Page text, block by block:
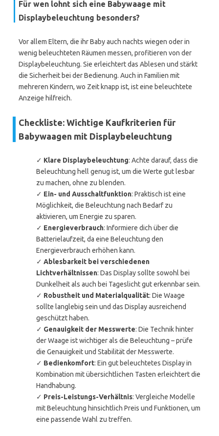
Für wen lohnt sich eine Babywaage mit
Displaybeleuchtung besonders?
Vor allem Eltern, die ihr Baby auch nachts wiegen oder in
wenig beleuchteten Räumen messen, profitieren von der
Displaybeleuchtung. Sie erleichtert das Ablesen und stärkt
die Sicherheit bei der Bedienung. Auch in Familien mit
mehreren Kindern, wo Zeit knapp ist, ist eine beleuchtete
Anzeige hilfreich.
Checkliste: Wichtige Kaufkriterien für
Babywaagen mit Displaybeleuchtung
✓ Klare Displaybeleuchtung: Achte darauf, dass die
Beleuchtung hell genug ist, um die Werte gut lesbar
zu machen, ohne zu blenden.
✓ Ein- und Ausschaltfunktion: Praktisch ist eine
Möglichkeit, die Beleuchtung nach Bedarf zu
aktivieren, um Energie zu sparen.
✓ Energieverbrauch: Informiere dich über die
Batterielaufzeit, da eine Beleuchtung den
Energieverbrauch erhöhen kann.
✓ Ablesbarkeit bei verschiedenen
Lichtverhältnissen: Das Display sollte sowohl bei
Dunkelheit als auch bei Tageslicht gut erkennbar sein.
✓ Robustheit und Materialqualität: Die Waage
sollte langlebig sein und das Display ausreichend
geschützt haben.
✓ Genauigkeit der Messwerte: Die Technik hinter
der Waage ist wichtiger als die Beleuchtung – prüfe
die Genauigkeit und Stabilität der Messwerte.
✓ Bedienkomfort: Ein gut beleuchtetes Display in
Kombination mit übersichtlichen Tasten erleichtert die
Handhabung.
✓ Preis-Leistungs-Verhältnis: Vergleiche Modelle
mit Beleuchtung hinsichtlich Preis und Funktionen, um
eine passende Wahl zu treffen.